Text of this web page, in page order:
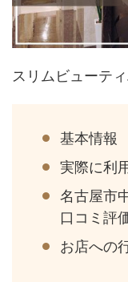
スリムビューテ
基本情報
実際に利
名古屋市
口コミ評
お店への